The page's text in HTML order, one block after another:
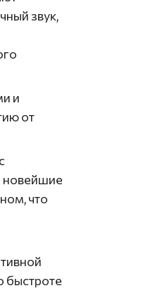
звук,
и
от
новейшие
что
быстроте